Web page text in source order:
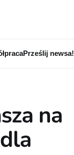
Prześlij newsa!
na